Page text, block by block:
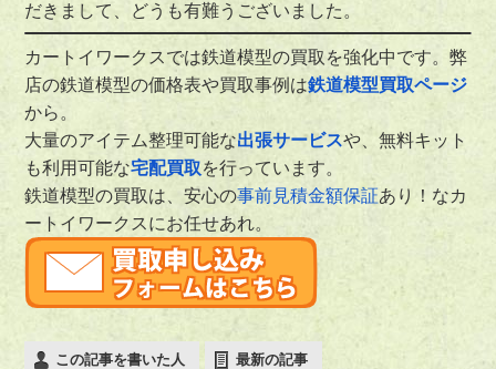
だきまして、どうも有難うございました。
カートイワークスでは鉄道模型の買取を強化中です。弊
店の鉄道模型の価格表や買取事例は鉄道模型買取ページ
から。
大量のアイテム整理可能な出張サービスや、無料キット
も利用可能な宅配買取を行っています。
鉄道模型の買取は、安心の事前見積金額保証あり！なカ
ートイワークスにお任せあれ。
この記事を書いた人 最新の記事